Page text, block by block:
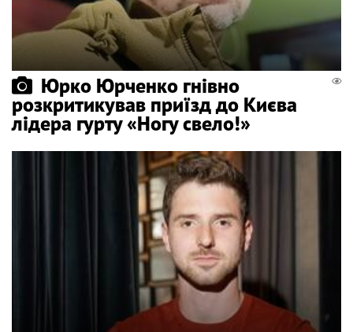
Юрко Юрченко гнівно
розкритикував приїзд до Києва
лідера гурту «Ногу свело!»